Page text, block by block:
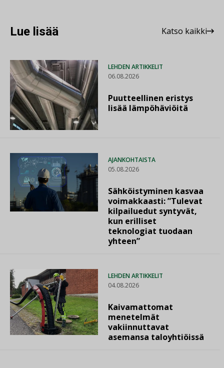
Lue lisää Katso kaikki
LEHDEN ARTIKKELIT
06.08.2026
Puutteellinen eristys
lisää lämpöhäviöitä
AJANKOHTAISTA
05.08.2026
Sähköistyminen kasvaa
voimakkaasti: ”Tulevat
kilpailuedut syntyvät,
kun erilliset
teknologiat tuodaan
yhteen”
LEHDEN ARTIKKELIT
04.08.2026
Kaivamattomat
menetelmät
vakiinnuttavat
asemansa taloyhtiöissä